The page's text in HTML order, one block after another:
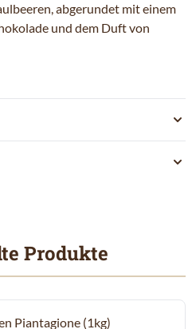
abgerundet mit einem
und dem Duft von
Produkte
Sie durch die Elemente des
zu gelangen